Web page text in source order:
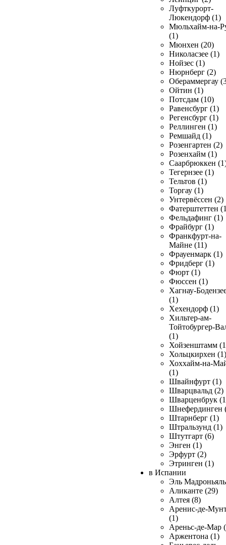
Луфткурорт-
Люкендорф (1)
Мюльхайм-на-
(1)
Мюнхен (20)
Николасзее (1)
Нойзес (1)
Нюрнберг (2)
Обераммергау
Ойтин (1)
Потсдам (10)
Равенсбург (1)
Регенсбург (1)
Реллинген (1)
Ремшайд (1)
Розенгартен (2)
Розенхайм (1)
Саарбрюккен
Тегернзее (1)
Тельтов (1)
Торгау (1)
Унтервёссен (2)
Фатерштеттен
Фельдафинг (1)
Фрайбург (1)
Франкфурт-на-
Майне (11)
Фрауенмарк (1)
Фридберг (1)
Фюрт (1)
Фюссен (1)
Хагнау-
(1)
Хехендорф (1)
Хильтер-ам-
Тойтобургер-
(1)
Хойзенштамм
Хольцкирхен (1)
Хоххайм-на-
(1)
Швайнфурт (1)
Шварцвальд (2)
Шварценбрук
Шнефердинген
Штарнберг (1)
Штральзунд (1)
Штутгарт (6)
Энген (1)
Эрфурт (2)
Этринген (1)
в Испании
Эль
Аликанте (29)
Алтея (8)
Аренис-де-
(1)
Ареньс-де-Мар
Аржентона (1)